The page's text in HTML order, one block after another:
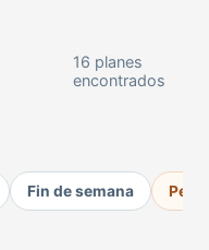
16 planes
encontrados
Fin de semana